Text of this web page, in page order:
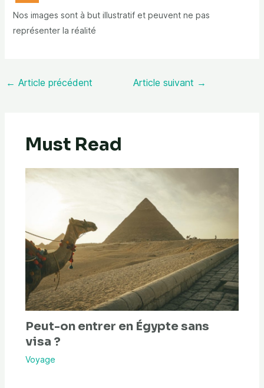
Nos images sont à but illustratif et peuvent ne pas
représenter la réalité
← Article précédent Article suivant →
Must Read
Peut-on entrer en Égypte sans
visa ?
Voyage